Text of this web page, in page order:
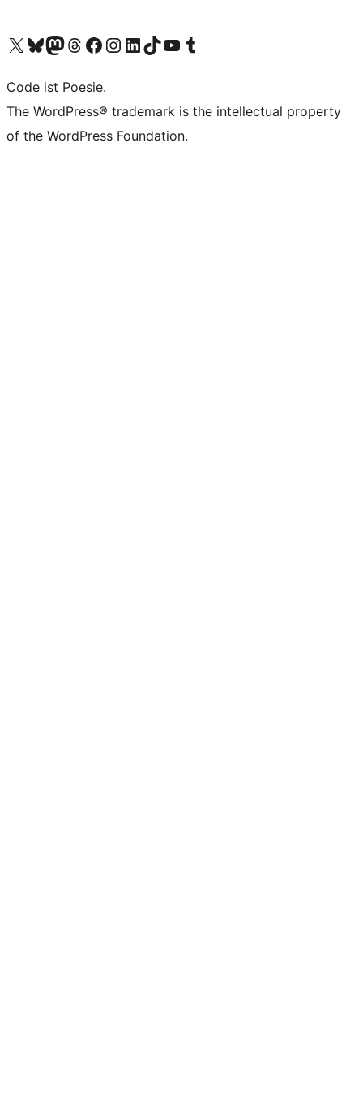
Unser X-Konto (früher Twitter) besuchen
Unser Bluesky-Konto besuchen
Unser Mastodon-Konto besuchen
Unser Threads-Konto besuchen
Unsere Facebook-Seite besuchen
Unser Instagram-Konto besuchen
Unser LinkedIn-Konto besuchen
Unser TikTok-Konto besuchen
Unseren YouTube-Kanal besuchen
Unser Tumblr-Konto besuchen
Code ist Poesie.
The WordPress® trademark is the intellectual property
of the WordPress Foundation.